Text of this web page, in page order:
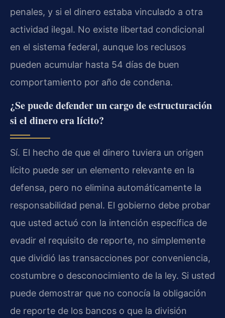
penales, y si el dinero estaba vinculado a otra
actividad ilegal. No existe libertad condicional
en el sistema federal, aunque los reclusos
pueden acumular hasta 54 días de buen
comportamiento por año de condena.
¿Se puede defender un cargo de estructuración
si el dinero era lícito?
Sí. El hecho de que el dinero tuviera un origen
lícito puede ser un elemento relevante en la
defensa, pero no elimina automáticamente la
responsabilidad penal. El gobierno debe probar
que usted actuó con la intención específica de
evadir el requisito de reporte, no simplemente
que dividió las transacciones por conveniencia,
costumbre o desconocimiento de la ley. Si usted
puede demostrar que no conocía la obligación
de reporte de los bancos o que la división